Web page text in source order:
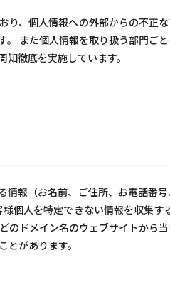
、個人情報への外部からの不正
また個人情報を取り扱う部門ご
徹底を実施しています。
報（お名前、ご住所、お電話番
個人を特定できない情報を収集
ドメイン名のウェブサイトから
があります。